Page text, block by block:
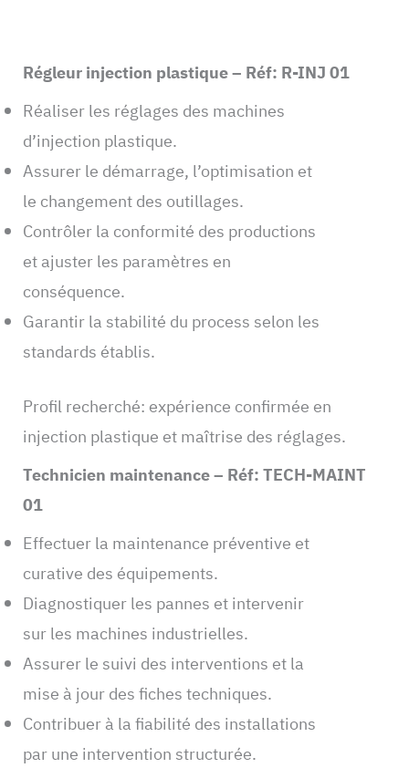
Régleur injection plastique – Réf: R-INJ 01
Réaliser les réglages des machines
d’injection plastique.
Assurer le démarrage, l’optimisation et
le changement des outillages.
Contrôler la conformité des productions
et ajuster les paramètres en
conséquence.
Garantir la stabilité du process selon les
standards établis.
Profil recherché: expérience confirmée en
injection plastique et maîtrise des réglages.
Technicien maintenance – Réf: TECH-MAINT
01
Effectuer la maintenance préventive et
curative des équipements.
Diagnostiquer les pannes et intervenir
sur les machines industrielles.
Assurer le suivi des interventions et la
mise à jour des fiches techniques.
Contribuer à la fiabilité des installations
par une intervention structurée.